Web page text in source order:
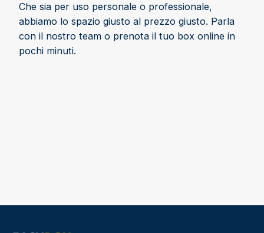
Che sia per uso personale o professionale,
abbiamo lo spazio giusto al prezzo giusto. Parla
con il nostro team o prenota il tuo box online in
pochi minuti.